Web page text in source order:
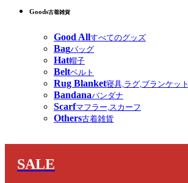
Goods古着雑貨
Good Allすべてのグッズ
Bagバッグ
Hat帽子
Beltベルト
Rug Blanket寝具,ラグ,ブランケット
Bandanaバンダナ
Scarfマフラー,スカーフ
Others古着雑貨
SALE